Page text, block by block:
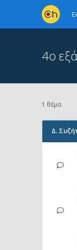
4ο
1 θέμα
Δ.